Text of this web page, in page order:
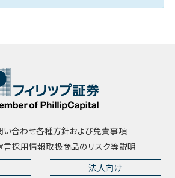
い合わせ各種方針および免責事項
言採用情報取扱商品のリスク等説明
法人向け